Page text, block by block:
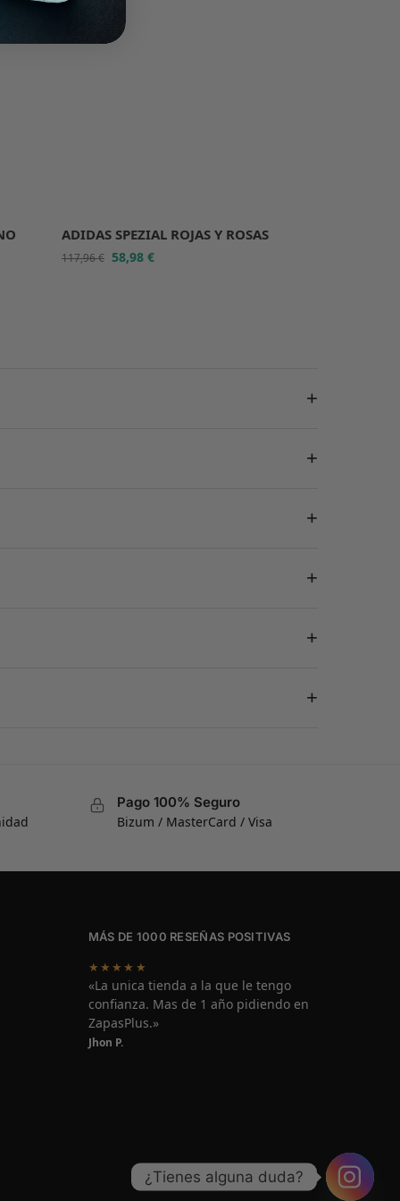
ADIDAS SPEZIAL ROJAS Y ROSAS
117,96€ 58,98€
+
+
+
+
+
+
Pago 100% Seguro
Bizum / MasterCard / Visa
MÁS DE 1000 RESEÑAS POSITIVAS
★★★★★
«La unica tienda a la que le tengo
confianza. Mas de 1 año pidiendo en
ZapasPlus.»
Jhon P.
¿Tienes alguna duda?